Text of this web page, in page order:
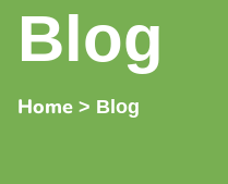
Blog
Home > Blog